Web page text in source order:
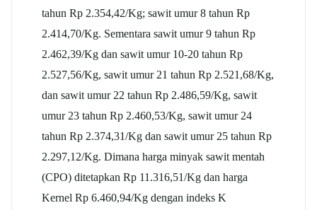
tahun Rp 2.354,42/Kg; sawit umur 8 tahun Rp
2.414,70/Kg. Sementara sawit umur 9 tahun Rp
2.462,39/Kg dan sawit umur 10-20 tahun Rp
2.527,56/Kg, sawit umur 21 tahun Rp 2.521,68/Kg,
dan sawit umur 22 tahun Rp 2.486,59/Kg, sawit
umur 23 tahun Rp 2.460,53/Kg, sawit umur 24
tahun Rp 2.374,31/Kg dan sawit umur 25 tahun Rp
2.297,12/Kg. Dimana harga minyak sawit mentah
(CPO) ditetapkan Rp 11.316,51/Kg dan harga
Kernel Rp 6.460,94/Kg dengan indeks K